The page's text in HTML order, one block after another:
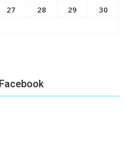
27 28 29
30